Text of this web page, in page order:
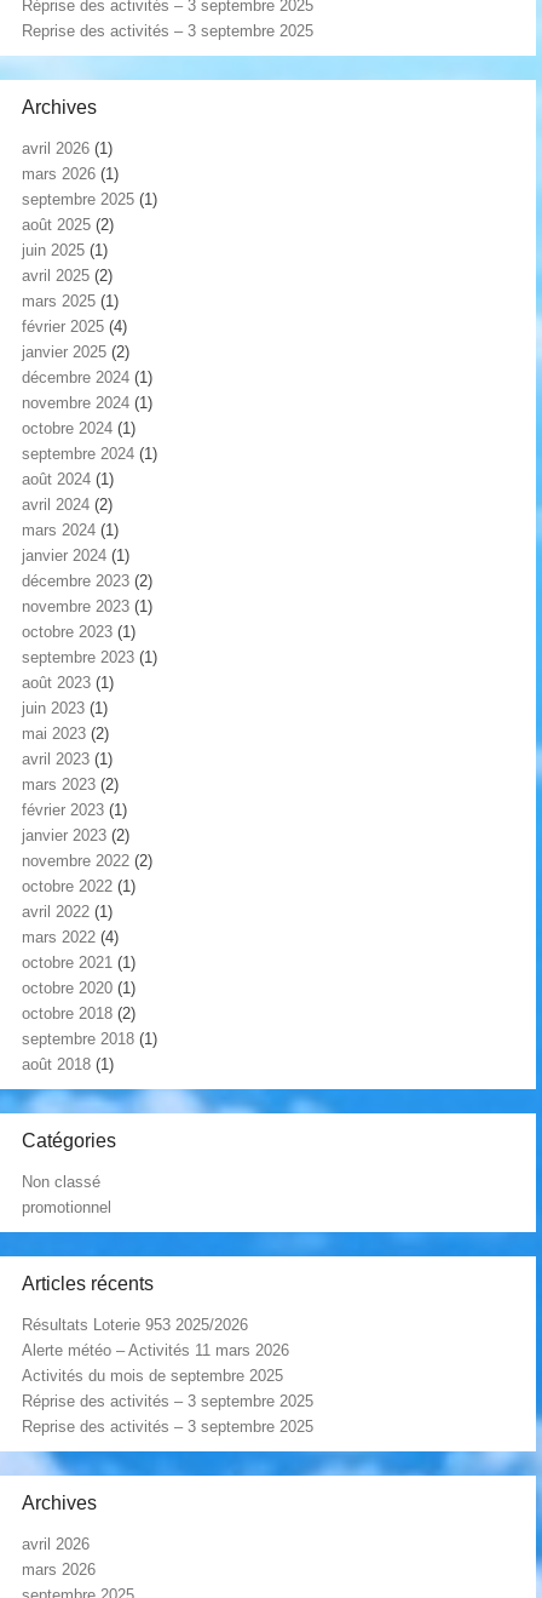
Réprise des activités – 3 septembre 2025
Reprise des activités – 3 septembre 2025
Archives
avril 2026(1)
mars 2026(1)
septembre 2025(1)
août 2025(2)
juin 2025(1)
avril 2025(2)
mars 2025(1)
février 2025(4)
janvier 2025(2)
décembre 2024(1)
novembre 2024(1)
octobre 2024(1)
septembre 2024(1)
août 2024(1)
avril 2024(2)
mars 2024(1)
janvier 2024(1)
décembre 2023(2)
novembre 2023(1)
octobre 2023(1)
septembre 2023(1)
août 2023(1)
juin 2023(1)
mai 2023(2)
avril 2023(1)
mars 2023(2)
février 2023(1)
janvier 2023(2)
novembre 2022(2)
octobre 2022(1)
avril 2022(1)
mars 2022(4)
octobre 2021 (1)
octobre 2020(1)
octobre 2018(2)
septembre 2018(1)
août 2018(1)
Catégories
Non classé
promotionnel
Articles récents
Résultats Loterie 953 2025/2026
Alerte météo – Activités 11 mars 2026
Activités du mois de septembre 2025
Réprise des activités – 3 septembre 2025
Reprise des activités – 3 septembre 2025
Archives
avril 2026
mars 2026